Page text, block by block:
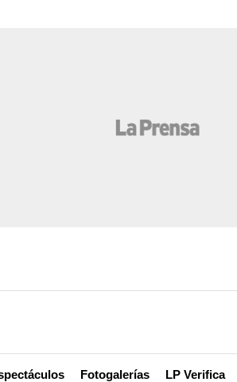
Fotogalerías LP Verifica